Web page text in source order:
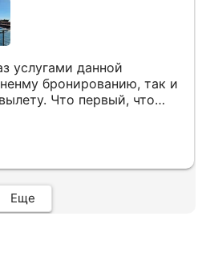
услугами данной
бронированию, так и
Что первый, что
под наши
идеально. Работаем с
всегда на связи,
Еще